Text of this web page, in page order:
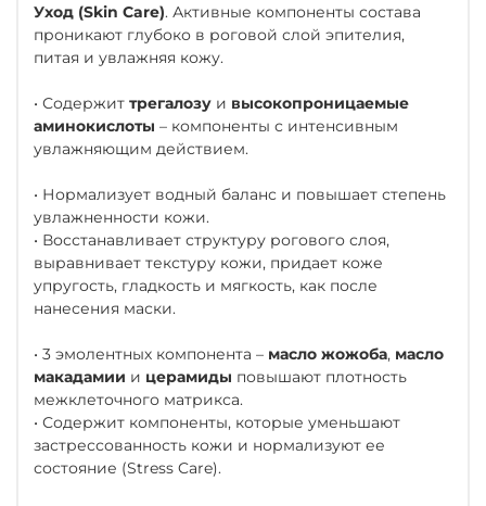
Уход (Skin Care). Активные компоненты состава
проникают глубоко в роговой слой эпителия,
питая и увлажняя кожу.
• Содержит трегалозу и высокопроницаемые
аминокислоты – компоненты с интенсивным
увлажняющим действием.
• Нормализует водный баланс и повышает степень
увлажненности кожи.
• Восстанавливает структуру рогового слоя,
выравнивает текстуру кожи, придает коже
упругость, гладкость и мягкость, как после
нанесения маски.
• 3 эмолентных компонента – масло жожоба, масло
макадамии и церамиды повышают плотность
межклеточного матрикса.
• Содержит компоненты, которые уменьшают
застрессованность кожи и нормализуют ее
состояние (Stress Care).